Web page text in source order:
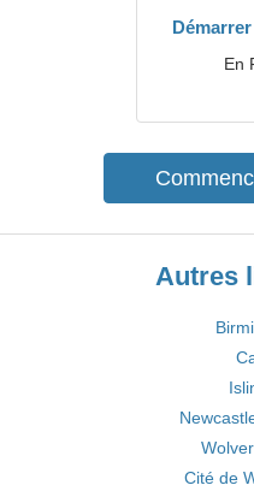
En
Autres
Cité de